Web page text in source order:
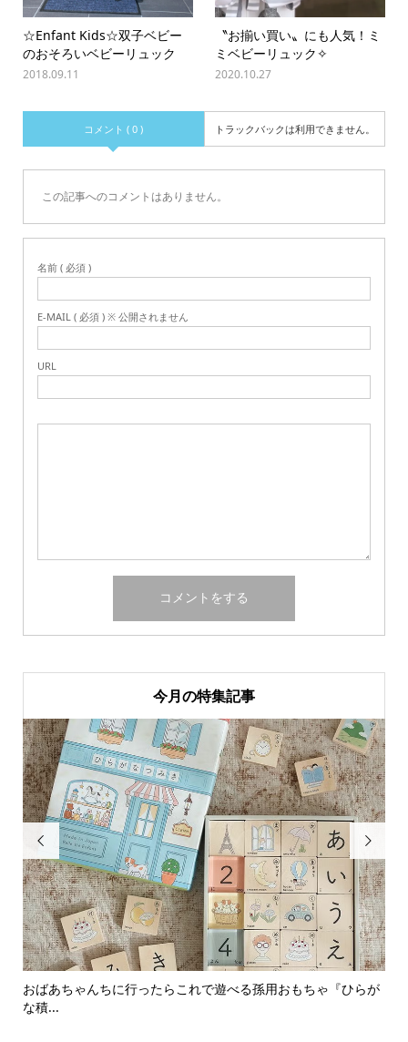
☆Enfant Kids☆双子ベビー
のおそろいベビーリュック
2018.09.11
〝お揃い買い〟にも人気！ミ
ミベビーリュック✧
2020.10.27
コメント ( 0 ) トラックバックは利用できません。
この記事へのコメントはありません。
名前 ( 必須 )
E-MAIL ( 必須 ) ※ 公開されません
URL
今月の特集記事

おばあちゃんちに行ったらこれで遊べる孫用おもちゃ『ひらが
な積...
